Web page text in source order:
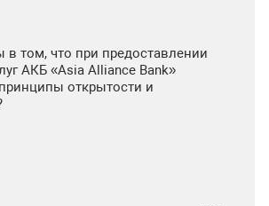
том, что при предоставлении
АКБ «Asia Alliance Bank»
открытости и